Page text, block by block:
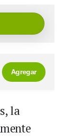
Agregar
la